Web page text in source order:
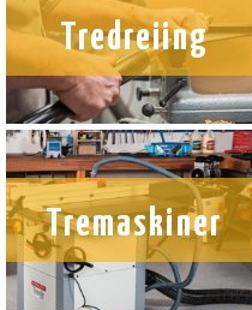
Tredreiing
Tremaskiner